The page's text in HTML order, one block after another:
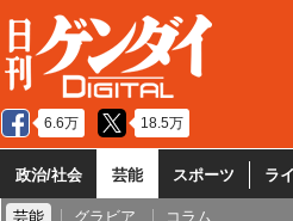
6.6万 18.5万
政治/社会 芸能 スポーツ ラ
芸能 グラビア コラム